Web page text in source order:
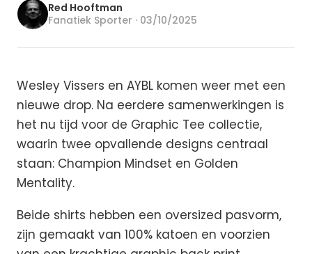
Red Hooftman
Fanatiek Sporter · 03/10/2025
Wesley Vissers en AYBL komen weer met een
nieuwe drop. Na eerdere samenwerkingen is
het nu tijd voor de Graphic Tee collectie,
waarin twee opvallende designs centraal
staan: Champion Mindset en Golden
Mentality.
Beide shirts hebben een oversized pasvorm,
zijn gemaakt van 100% katoen en voorzien